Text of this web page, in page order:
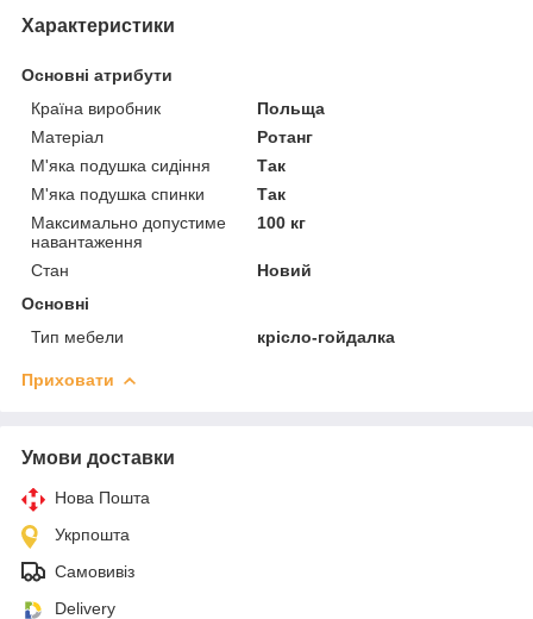
Характеристики
Основні атрибути
Країна виробник
Польща
Матеріал
Ротанг
М'яка подушка сидіння
Так
М'яка подушка спинки
Так
Максимально допустиме
навантаження
100 кг
Стан
Новий
Основні
Тип мебели
крісло-гойдалка
Приховати
Умови доставки
Нова Пошта
Укрпошта
Самовивіз
Delivery